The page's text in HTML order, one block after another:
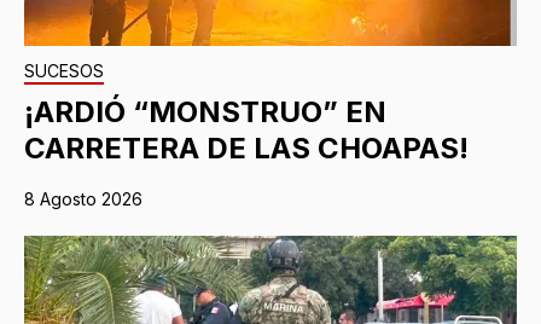
SUCESOS
¡ARDIÓ “MONSTRUO” EN
CARRETERA DE LAS CHOAPAS!
8 Agosto 2026